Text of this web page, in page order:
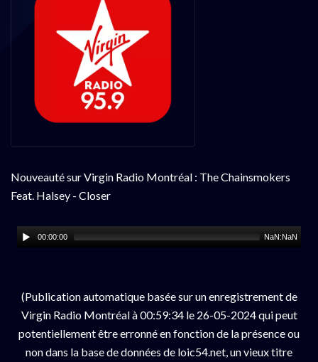
Nouveauté sur Virgin Radio Montréal : The Chainsmokers
Feat. Halsey - Closer
00:00:00 NaN:NaN
(Publication automatique basée sur un enregistrement de
Virgin Radio Montréal à 00:59:34 le 26-05-2024 qui peut
potentiellement être erronné en fonction de la présence ou
non dans la base de données de loic54.net, un vieux titre